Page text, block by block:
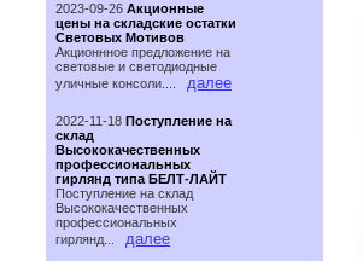
2023-09-26 Акционные
цены на складские остатки
Световых Мотивов
Акционнное предложение на
световые и светодиодные
уличные консоли....
далее
2022-11-18 Поступление на
склад
Высококачественных
профессиональных
гирлянд типа БЕЛТ-ЛАЙТ
Поступление на склад
Высококачественных
профессиональных
гирлянд...
далее